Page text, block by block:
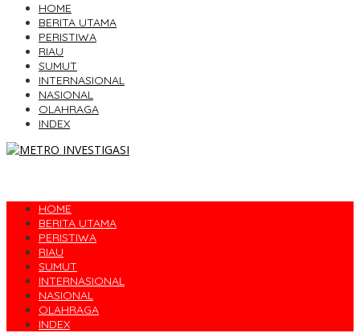
HOME
BERITA UTAMA
PERISTIWA
RIAU
SUMUT
INTERNASIONAL
NASIONAL
OLAHRAGA
INDEX
HOME
BERITA UTAMA
PERISTIWA
RIAU
SUMUT
INTERNASIONAL
NASIONAL
OLAHRAGA
INDEX